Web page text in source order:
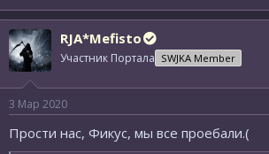
RJA*Mefisto
Участник Портала SWJKA Member
3 Мар 2020
Прости нас, Фикус, мы все проебали.(